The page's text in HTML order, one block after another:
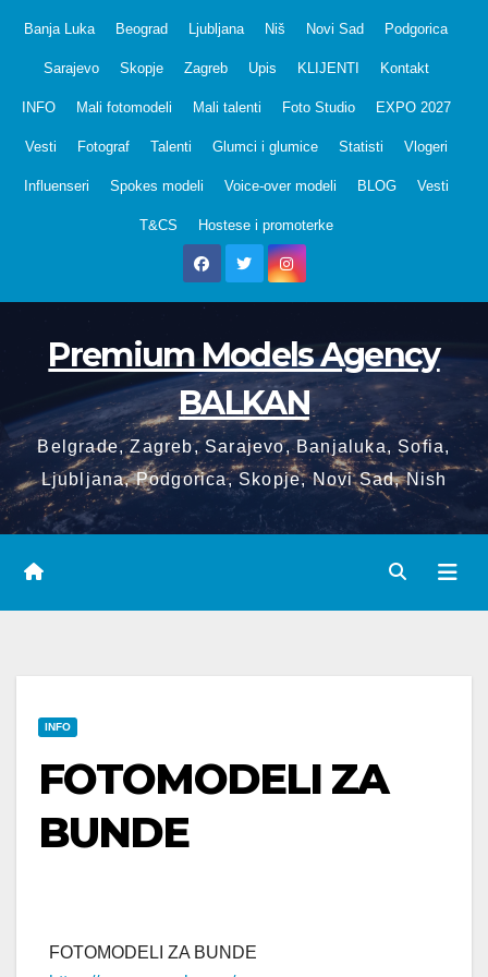
Banja Luka Beograd Ljubljana Niš Novi Sad Podgorica
Sarajevo Skopje Zagreb Upis KLIJENTI Kontakt
INFO Mali fotomodeli Mali talenti Foto Studio EXPO 2027
Vesti Fotograf Talenti Glumci i glumice Statisti Vlogeri
Influenseri Spokes modeli Voice-over modeli BLOG Vesti
T&CS Hostese i promoterke
Premium Models Agency
BALKAN
Belgrade, Zagreb, Sarajevo, Banjaluka, Sofia,
Ljubljana, Podgorica, Skopje, Novi Sad, Nish
INFO
FOTOMODELI ZA
BUNDE
FOTOMODELI ZA BUNDE